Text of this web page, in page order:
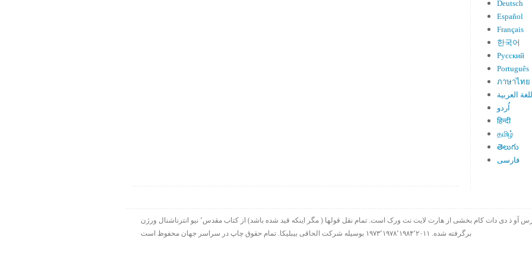
Deutsch
Español
Français
한국어
Русский
Português
ภาษาไทย
العربية
اُردو
हिन्दी
தமிழ்
తెలుగు
فارسی
۱۹۹۸-۲۰۱۵ شرکت الحاقی هارت لایت. ورس آو ذ دی دات کام بخشی از هارت لایت نت ورک است. تمام نقل قولها ( مگر اینکه قید شده باشد) از کتاب مقدس٬ نیو انترناشنال ورژن
برگرفته شده. ۱۹۷۳٬۱۹۷۸٬۱۹۸۴٬۲۰۱۱ بوسیله شرکت الحاقی بیبلیکا. تمام حقوق چاپ در سراسر جهان محفوظ است